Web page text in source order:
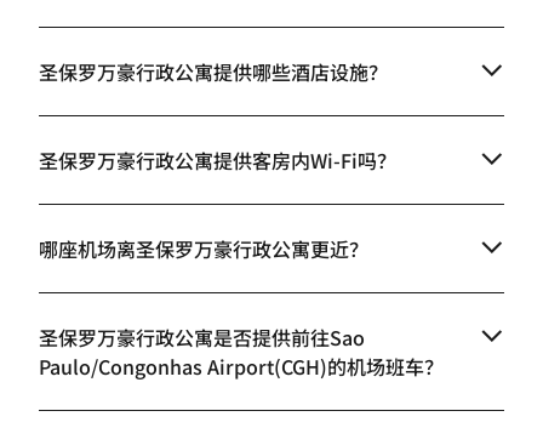
圣保罗万豪行政公寓提供哪些酒店设施？
圣保罗万豪行政公寓提供客房内Wi-Fi吗？
哪座机场离圣保罗万豪行政公寓更近？
圣保罗万豪行政公寓是否提供前往Sao
Paulo/Congonhas Airport(CGH)的机场班车？